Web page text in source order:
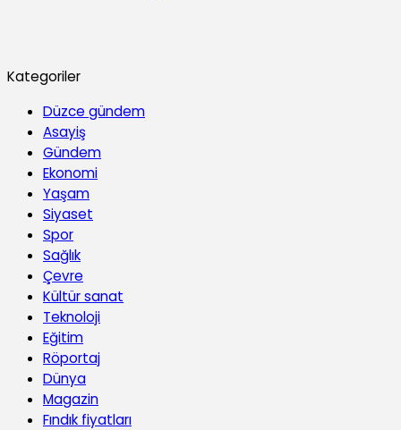
Kategoriler
Düzce gündem
Asayiş
Gündem
Ekonomi
Yaşam
Siyaset
Spor
Sağlık
Çevre
Kültür sanat
Teknoloji
Eğitim
Röportaj
Dünya
Magazin
Fındık fiyatları